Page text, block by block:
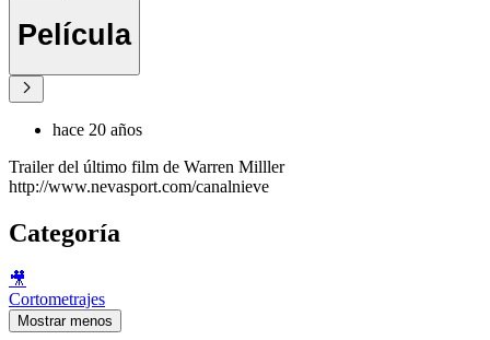
Película
hace 20 años
Trailer del último film de Warren Milller
http://www.nevasport.com/canalnieve
Categoría
🎥
Cortometrajes
Mostrar menos